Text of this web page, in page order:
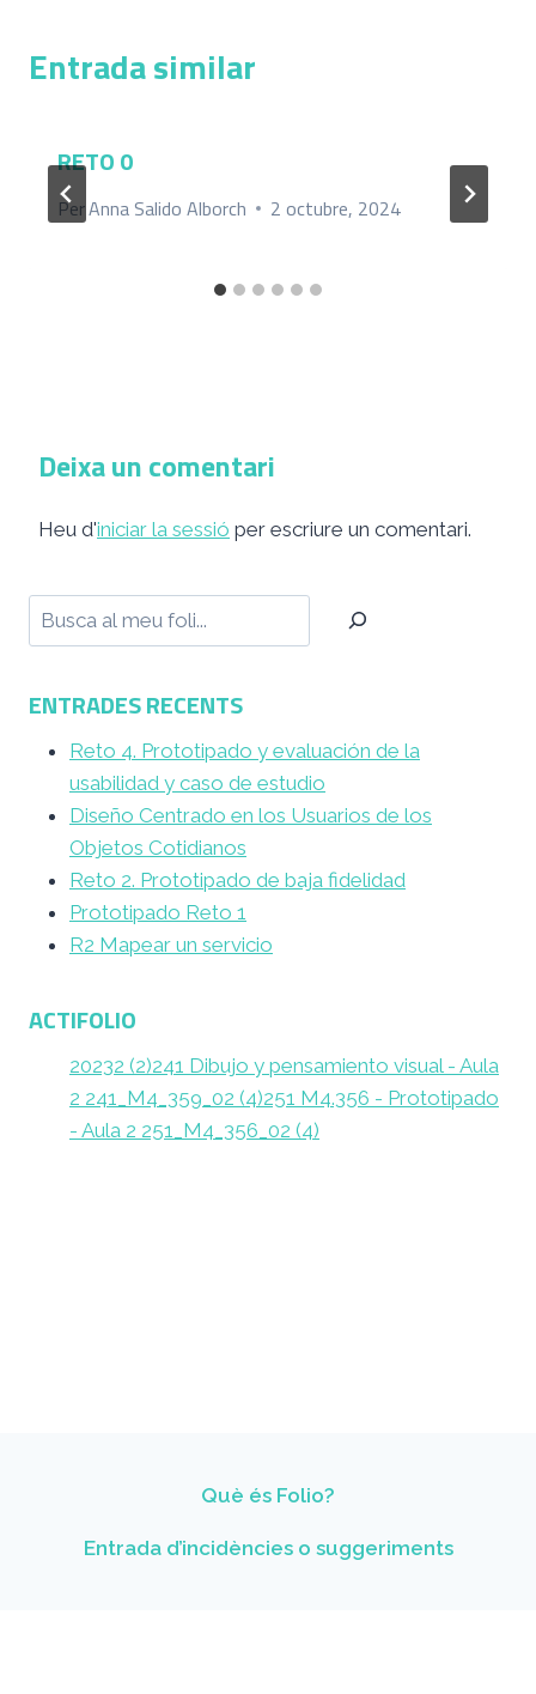
Entrada similar
RETO 0
PerAnna Salido Alborch 2 octubre, 2024
Deixa un comentari
Heu d'iniciar la sessió per escriure un comentari.
Cerca
ENTRADES RECENTS
Reto 4. Prototipado y evaluación de la
usabilidad y caso de estudio
Diseño Centrado en los Usuarios de los
Objetos Cotidianos
Reto 2. Prototipado de baja fidelidad
Prototipado Reto 1
R2 Mapear un servicio
ACTIFOLIO
20232 (2)241 Dibujo y pensamiento visual - Aula
2 241_M4_359_02 (4)251 M4.356 - Prototipado
- Aula 2 251_M4_356_02 (4)
Què és Folio?
Entrada d’incidències o suggeriments